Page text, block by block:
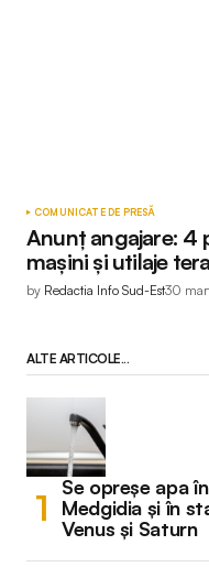
COMUNICATE DE PRESĂ
Anunț angajare: 4
mașini și utilaje
by Redactia Info Sud-Est30
ALTE ARTICOLE...
Se opreșe apa
Medgidia și în
Venus și Saturn